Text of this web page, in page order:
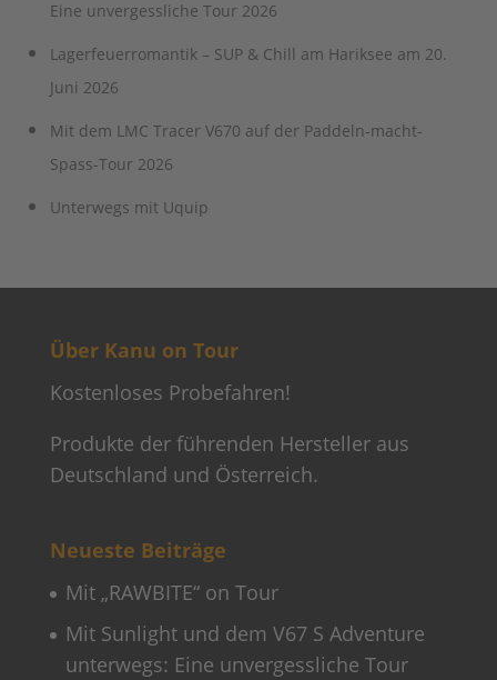
Eine unvergessliche Tour 2026
Lagerfeuerromantik – SUP & Chill am Hariksee am 20.
Juni 2026
Mit dem LMC Tracer V670 auf der Paddeln-macht-
Spass-Tour 2026
Unterwegs mit Uquip
Über Kanu on Tour
Kostenloses Probefahren!
Produkte der führenden Hersteller aus
Deutschland und Österreich.
Neueste Beiträge
Mit „RAWBITE“ on Tour
Mit Sunlight und dem V67 S Adventure
unterwegs: Eine unvergessliche Tour